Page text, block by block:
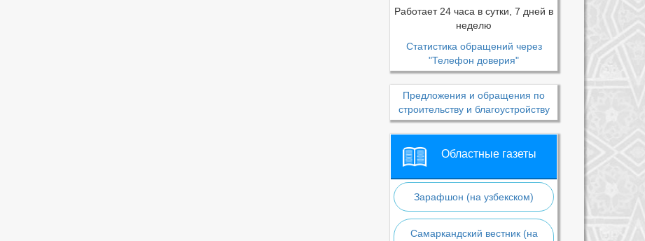
Работает 24 часа в сутки, 7 дней в
неделю
Статистика обращений через
"Телефон доверия"
Предложения и обращения по
строительству и благоустройству
Областные газеты
Зарафшон (на узбекском)
Самаркандский вестник (на